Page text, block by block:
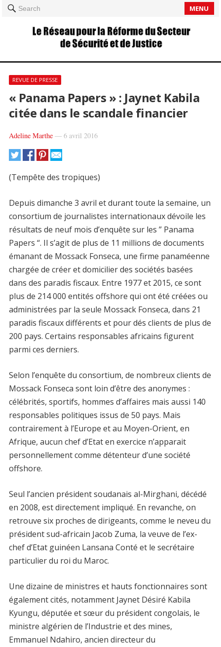
Search MENU
REVUE DE PRESSE
« Panama Papers » : Jaynet Kabila
citée dans le scandale financier
Adeline Marthe— 6 avril 2016
(Tempête des tropiques)
Depuis dimanche 3 avril et durant toute la semaine, un
consortium de journalistes internationaux dévoile les
résultats de neuf mois d’enquête sur les ” Panama
Papers “. Il s’agit de plus de 11 millions de documents
émanant de Mossack Fonseca, une firme panaméenne
chargée de créer et domicilier des sociétés basées
dans des paradis fiscaux. Entre 1977 et 2015, ce sont
plus de 214 000 entités offshore qui ont été créées ou
administrées par la seule Mossack Fonseca, dans 21
paradis fiscaux différents et pour dés clients de plus de
200 pays. Certains responsables africains figurent
parmi ces derniers.
Selon l’enquête du consortium, de nombreux clients de
Mossack Fonseca sont loin d’être des anonymes :
célébrités, sportifs, hommes d’affaires mais aussi 140
responsables politiques issus de 50 pays. Mais
contrairement à l’Europe et au Moyen-Orient, en
Afrique, aucun chef d’Etat en exercice n’apparait
personnellement comme détenteur d’une société
offshore.
Seul l’ancien président soudanais al-Mirghani, décédé
en 2008, est directement impliqué. En revanche, on
retrouve six proches de dirigeants, comme le neveu du
président sud-africain Jacob Zuma, la veuve de l’ex-
chef d’Etat guinéen Lansana Conté et le secrétaire
particulier du roi du Maroc.
Une dizaine de ministres et hauts fonctionnaires sont
également cités, notamment Jaynet Désiré Kabila
Kyungu, députée et sœur du président congolais, le
ministre algérien de l’Industrie et des mines,
Emmanuel Ndahiro, ancien directeur du